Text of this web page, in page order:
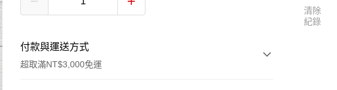
付款與運送方式
超取滿NT$3,000免運
清除
紀錄